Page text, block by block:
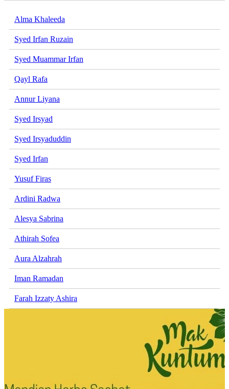
Alma Khaleeda
Syed Irfan Ruzain
Syed Muammar Irfan
Qayl Rafa
Annur Liyana
Syed Irsyad
Syed Irsyaduddin
Syed Irfan
Yusuf Firas
Ardini Radwa
Alesya Sabrina
Athirah Sofea
Aura Alzahrah
Iman Ramadan
Farah Izzaty Ashira